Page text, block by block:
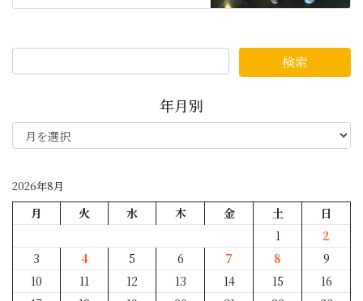
年月別
年
月
2026年8月
月 火 水 木 金 土
日
1
2
3
4 5 6 7 8
9
10
11 12 13 14 15
16